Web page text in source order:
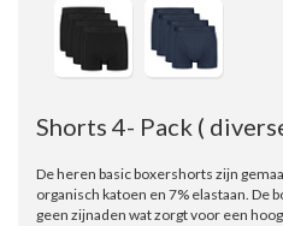
Shorts 4- Pack (
De heren basic boxershorts zijn
organisch katoen en 7% elastaan. De
geen zijnaden wat zorgt voor een